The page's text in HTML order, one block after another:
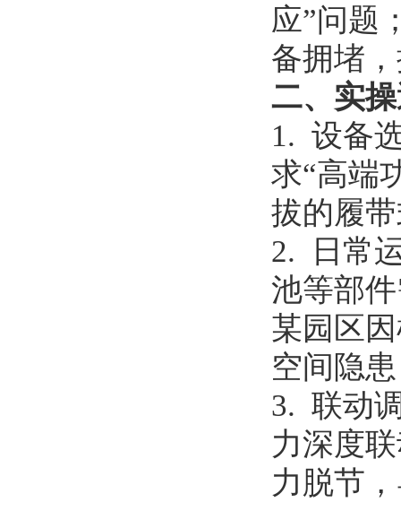
应”问题
备拥堵
二、实
1. 设备
求“高端
拔的履
2. 日常
池等部
某园区
空间隐
3. 联动
力深度
力脱节